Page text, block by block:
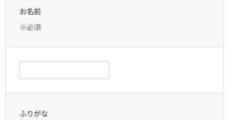
お名前
※必須
ふりがな